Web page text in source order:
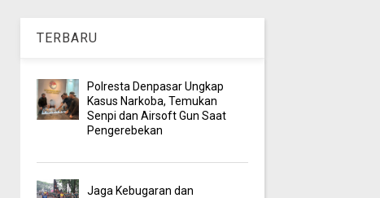
TERBARU
Polresta Denpasar Ungkap
Kasus Narkoba, Temukan
Senpi dan Airsoft Gun Saat
Pengerebekan
Jaga Kebugaran dan